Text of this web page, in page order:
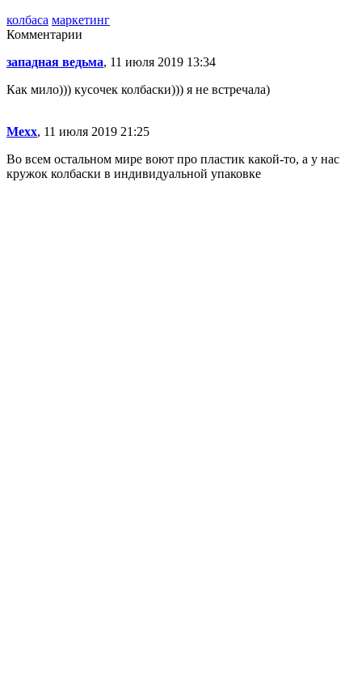
колбаса маркетинг
Комментарии
западная ведьма, 11 июля 2019 13:34
Как мило))) кусочек колбаски))) я не встречала)
Mexx, 11 июля 2019 21:25
Во всем остальном мире воют про пластик какой-то, а у нас
кружок колбаски в индивидуальной упаковке